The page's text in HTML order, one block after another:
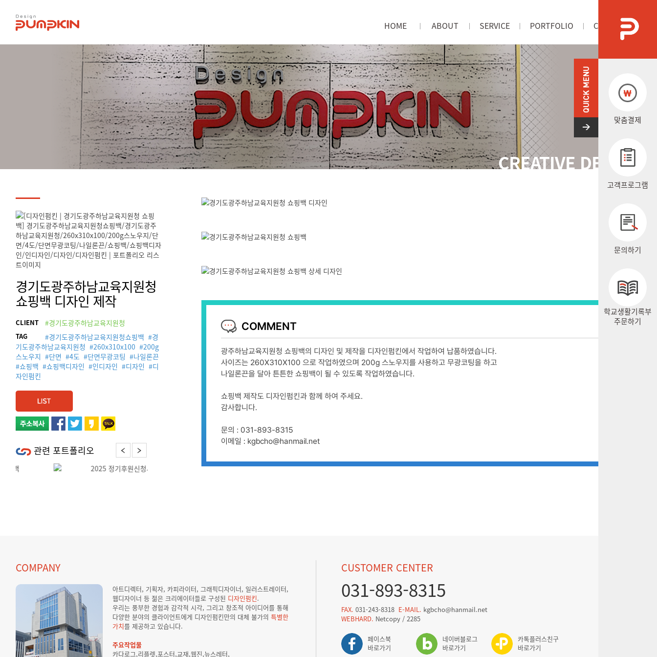
HOME ABOUT SERVICE PORTFOLIO CONTACT US
오시는길
맞춤결제
고객프로그램
문의하기
학교생활기록부
주문하기
CREATIVE DESIGN
경기도광주하남교육지원청
쇼핑백 디자인 제작
CLIENT #경기도광주하남교육지원청
TAG #경기도광주하남교육지원청쇼핑백 #경
기도광주하남교육지원청 #260x310x100 #200g
스노우지 #단면 #4도 #단면무광코팅 #나일론끈
#쇼핑백 #쇼핑백디자인 #인디자인 #디자인 #디
자인펌킨
관련 포트폴리오 Previous
Next
COMMENT
광주하남교육지원청 쇼핑백의 디자인 및 제작을 디자인펌킨에서 작업하여 납품하였습니다.
사이즈는 260X310X100 으로 작업하였으며 200g 스노우지를 사용하고 무광코팅을 하고
나일론끈을 달아 튼튼한 쇼핑백이 될 수 있도록 작업하였습니다.
쇼핑백 제작도 디자인펌킨과 함께 하여 주세요.
감사합니다.
문의 : 031-893-8315
이메일 : kgbcho@hanmail.net
COMPANY
아트디렉터, 기획자, 카피라이터, 그래픽디자이너, 일러스트레이터,
웹디자이너 등 젊은 크리에이터들로 구성된 디자인펌킨.
우리는 풍부한 경험과 감각적 시각, 그리고 창조적 아이디어를 통해
다양한 분야의 클라이언트에게 디자인펌킨만의 대체 불가의 특별한
가치를 제공하고 있습니다.
주요작업물
카다로그,리플렛,포스터,교재,웹진,뉴스레터,
CUSTOMER CENTER
031-893-8315
FAX. 031-243-8318 E-MAIL. kgbcho@hanmail.net
WEBHARD. Netcopy / 2285
페이스북
바로가기
네이버블로그
바로가기
카톡플러스친구
바로가기